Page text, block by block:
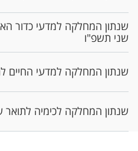
שנתון המחלקה למדעי כדור
שני תשפ"ו
שנתון המחלקה למדעי החיים
שנתון המחלקה לכימיה לתואר